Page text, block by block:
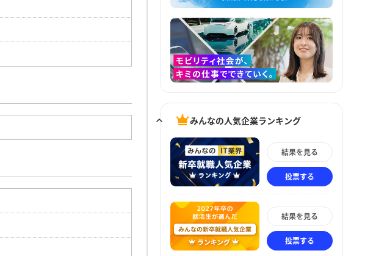
みんなの人気企業ランキング
結果を見る
投票する
結果を見る
投票する